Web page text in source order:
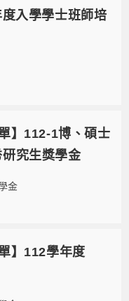
入學學士班師培
】112-1博、碩士
究生獎學金
金
】112學年度